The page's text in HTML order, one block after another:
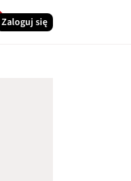
Zaloguj się